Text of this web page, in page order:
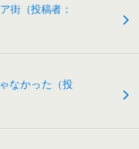
街（投稿者：
なかった（投